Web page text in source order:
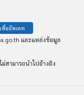
พื่ออัพเดท
และแหล่งข้อมูล
สามารถนำไปอ้างอิง